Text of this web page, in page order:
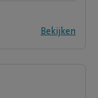
Bekijken